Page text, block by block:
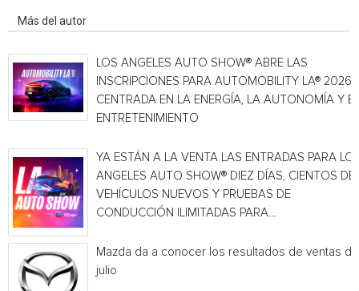
Más del autor
LOS ANGELES AUTO SHOW® ABRE LAS
INSCRIPCIONES PARA AUTOMOBILITY LA® 2026,
CENTRADA EN LA ENERGÍA, LA AUTONOMÍA Y EL
ENTRETENIMIENTO
YA ESTÁN A LA VENTA LAS ENTRADAS PARA
ANGELES AUTO SHOW® DIEZ DÍAS, CIENTOS DE
VEHÍCULOS NUEVOS Y PRUEBAS DE
CONDUCCIÓN ILIMITADAS PARA...
Mazda da a conocer los resultados de ventas de
julio